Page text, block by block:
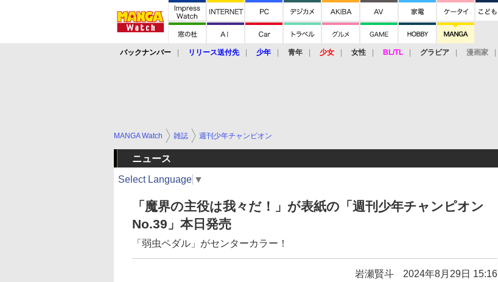
バックナンバー リリース送付先 少年 青年 少女 女性 BL/TL グラビア 漫画家
MANGA Watch 雑誌 週刊少年チャンピオン
ニュース
Select Language ▼
「魔界の主役は我々だ！」が表紙の「週刊少年チャンピオン
No.39」本日発売
「弱虫ペダル」がセンターカラー！
岩瀬賢斗 2024年8月29日 15:16